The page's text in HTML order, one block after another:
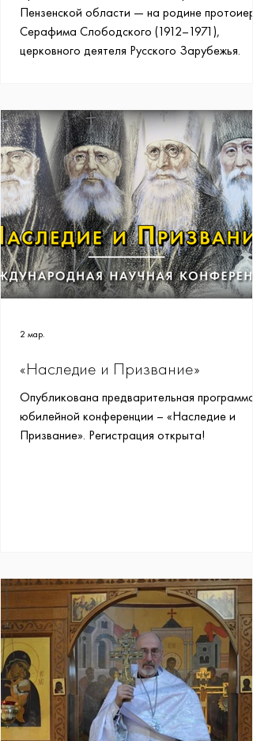
Пензенской области — на родине
Серафима Слободского (1912–1971),
церковного деятеля Русского Зарубежья.
«Наследие и Призвание»
Опубликована предварительная программа
юбилейной конференции – «Наследие и
Призвание». Регистрация открыта!
2 мар.